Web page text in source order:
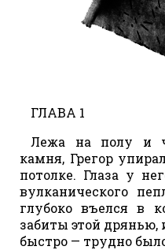
ГЛАВА 1
Лежа на полу и
камня, Грегор
потолке. Глаза у
вулканического
глубоко въелся в
забиты этой дрянью,
быстро — трудно